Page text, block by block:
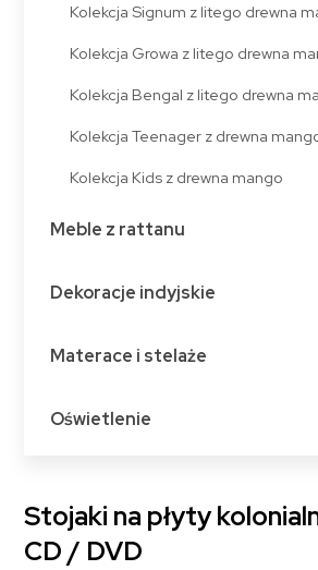
Kolekcja Signum z litego drewna
Kolekcja Growa z litego drewna
Kolekcja Bengal z litego drewna
Kolekcja Teenager z drewna
Kolekcja Kids z drewna mango
Meble z rattanu
Dekoracje indyjskie
Materace i stelaże
Oświetlenie
Stojaki na płyty
CD / DVD